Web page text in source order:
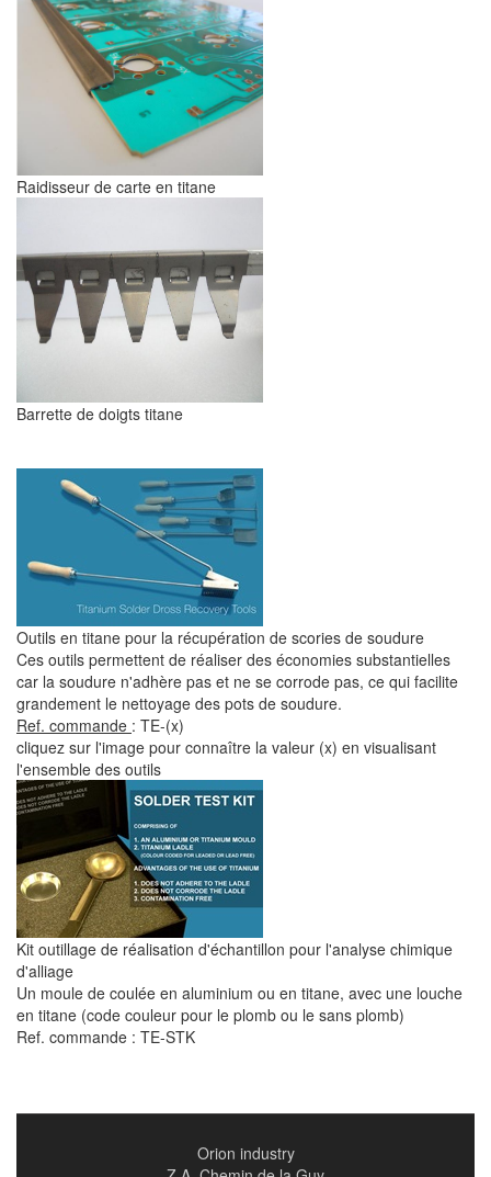
Raidisseur de carte en titane
Barrette de doigts titane
Outils en titane pour la récupération de scories de soudure
Ces outils permettent de réaliser des économies substantielles
car la soudure n'adhère pas et ne se corrode pas, ce qui facilite
grandement le nettoyage des pots de soudure.
Ref. commande : TE-(x)
cliquez sur l'image pour connaître la valeur (x) en visualisant
l'ensemble des outils
Kit outillage de réalisation d'échantillon pour l'analyse chimique
d'alliage
Un moule de coulée en aluminium ou en titane, avec une louche
en titane (code couleur pour le plomb ou le sans plomb)
Ref. commande : TE-STK
Orion industry